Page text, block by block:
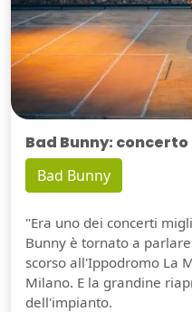
Bad Bunny:
Bad Bunny
"Era uno dei concerti
Bunny è tornato a
scorso all'Ippodromo La
Milano. E la grandine
dell'impianto.